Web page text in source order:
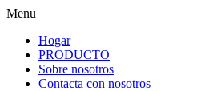
Menu
Hogar
PRODUCTO
Sobre nosotros
Contacta con nosotros